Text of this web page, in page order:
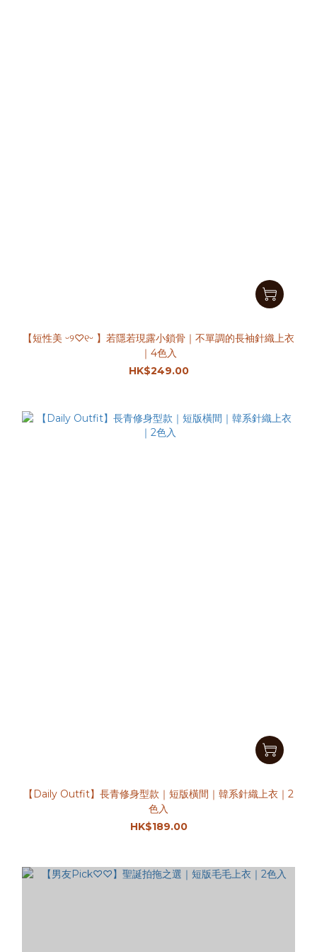
【短性美 ᵕ୨♡︎୧ᵕ 】若隱若現露小鎖骨｜不單調的長袖針織上衣
｜4色入
HK$249.00
【Daily Outfit】長青修身型款｜短版橫間｜韓系針織上衣｜2
色入
HK$189.00